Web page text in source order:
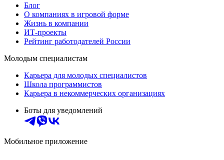
Блог
О компаниях в игровой форме
Жизнь в компании
ИТ-проекты
Рейтинг работодателей России
Молодым специалистам
Карьера для молодых специалистов
Школа программистов
Карьера в некоммерческих организациях
Боты для уведомлений
Мобильное приложение